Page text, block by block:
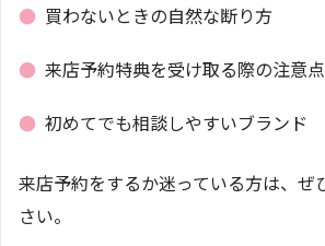
● 買わないときの自然な断り方
● 来店予約特典を受け取る際の注意点
● 初めてでも相談しやすいブランド
来店予約をするか迷っている方は、ぜ
さい。